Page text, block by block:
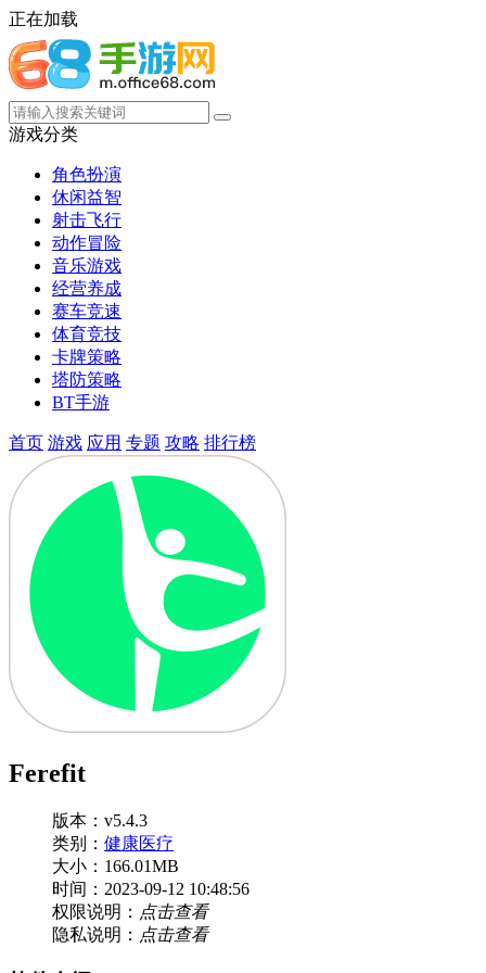
正在加载
游戏分类
角色扮演
休闲益智
射击飞行
动作冒险
音乐游戏
经营养成
赛车竞速
体育竞技
卡牌策略
塔防策略
BT手游
首页 游戏 应用 专题 攻略 排行榜
Ferefit
版本：v5.4.3
类别： 健康医疗
大小：166.01MB
时间：2023-09-12 10:48:56
权限说明： 点击查看
隐私说明： 点击查看